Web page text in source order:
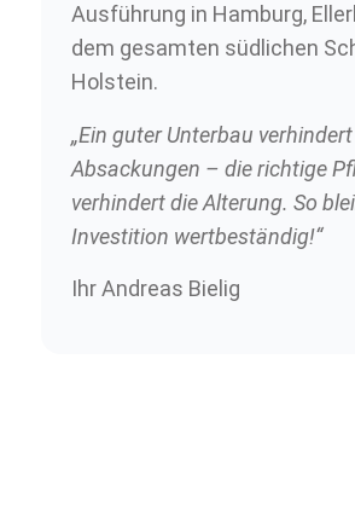
Ausführung in Hamburg,
dem gesamten südlichen
Holstein.
„Ein guter Unterbau verhindert
Absackungen – die richtige
verhindert die Alterung. So
Investition wertbeständig!“
Ihr Andreas Bielig